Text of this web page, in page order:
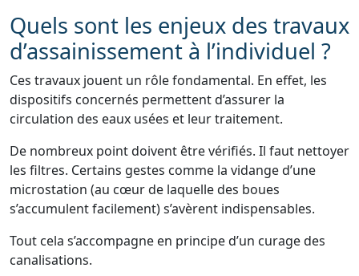
Quels sont les enjeux des travaux
d’assainissement à l’individuel ?
Ces travaux jouent un rôle fondamental. En effet, les
dispositifs concernés permettent d’assurer la
circulation des eaux usées et leur traitement.
De nombreux point doivent être vérifiés. Il faut nettoyer
les filtres. Certains gestes comme la vidange d’une
microstation (au cœur de laquelle des boues
s’accumulent facilement) s’avèrent indispensables.
Tout cela s’accompagne en principe d’un curage des
canalisations.